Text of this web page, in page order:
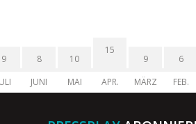
9
8
JUNI
10
MAI
15
APR.
9
MÄRZ
6
FEB.